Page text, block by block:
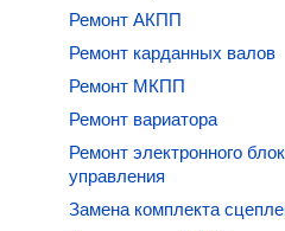
Ремонт АКПП
Ремонт карданных валов
Ремонт МКПП
Ремонт вариатора
Ремонт электронного
управления
Замена комплекта